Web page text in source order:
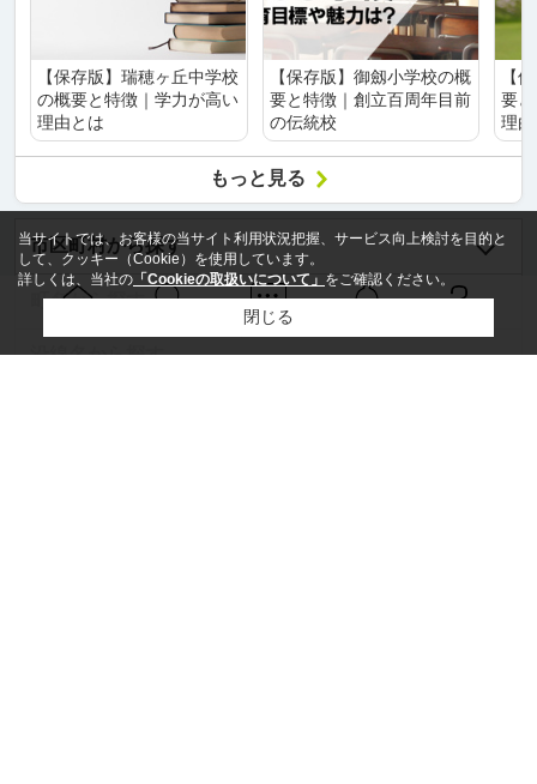
【保存版】瑞穂ヶ丘中学校
の概要と特徴｜学力が高い
理由とは
【保存版】御劔小学校の概
要と特徴｜創立百周年目前
の伝統校
【
要
理
もっと見る
問い合せ
市区町村から探す
町名から探す
沿線名から探す
当サイトでは、お客様の当サイト利用状況把握、サービス向上検討を目的と
して、クッキー（Cookie）を使用しています。
詳しくは、当社の 「Cookieの取扱いについて」 をご確認ください。
閉じる